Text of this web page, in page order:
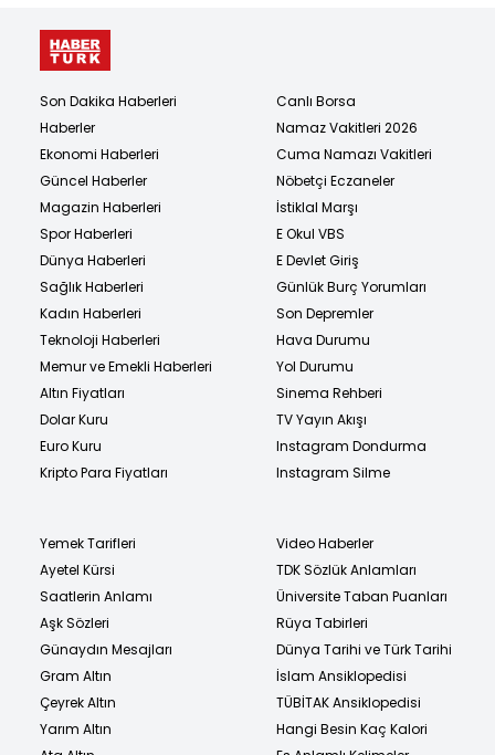
Son Dakika Haberleri
Haberler
Ekonomi Haberleri
Güncel Haberler
Magazin Haberleri
Spor Haberleri
Dünya Haberleri
Sağlık Haberleri
Kadın Haberleri
Teknoloji Haberleri
Memur ve Emekli Haberleri
Altın Fiyatları
Dolar Kuru
Euro Kuru
Kripto Para Fiyatları
Canlı Borsa
Namaz Vakitleri 2026
Cuma Namazı Vakitleri
Nöbetçi Eczaneler
İstiklal Marşı
E Okul VBS
E Devlet Giriş
Günlük Burç Yorumları
Son Depremler
Hava Durumu
Yol Durumu
Sinema Rehberi
TV Yayın Akışı
Instagram Dondurma
Instagram Silme
Yemek Tarifleri
Ayetel Kürsi
Saatlerin Anlamı
Aşk Sözleri
Günaydın Mesajları
Gram Altın
Çeyrek Altın
Yarım Altın
Video Haberler
TDK Sözlük Anlamları
Üniversite Taban Puanları
Rüya Tabirleri
Dünya Tarihi ve Türk Tarihi
İslam Ansiklopedisi
TÜBİTAK Ansiklopedisi
Hangi Besin Kaç Kalori